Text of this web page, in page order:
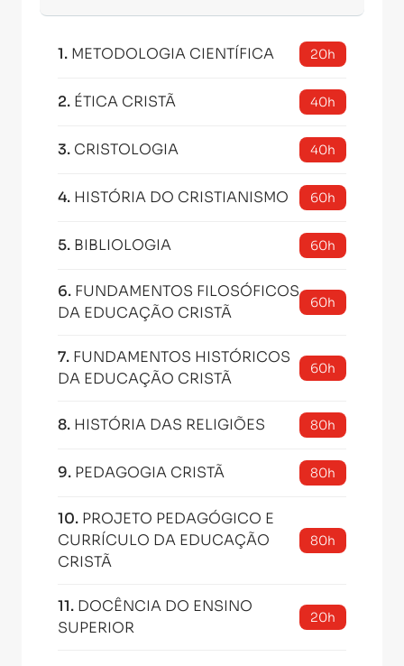
1. METODOLOGIA CIENTÍFICA 20h
2. ÉTICA CRISTÃ 40h
3. CRISTOLOGIA 40h
4. HISTÓRIA DO CRISTIANISMO 60h
5. BIBLIOLOGIA 60h
6. FUNDAMENTOS FILOSÓFICOS
DA EDUCAÇÃO CRISTÃ
60h
7. FUNDAMENTOS HISTÓRICOS
DA EDUCAÇÃO CRISTÃ
60h
8. HISTÓRIA DAS RELIGIÕES 80h
9. PEDAGOGIA CRISTÃ 80h
10. PROJETO PEDAGÓGICO E
CURRÍCULO DA EDUCAÇÃO
CRISTÃ
80h
11. DOCÊNCIA DO ENSINO
SUPERIOR
20h